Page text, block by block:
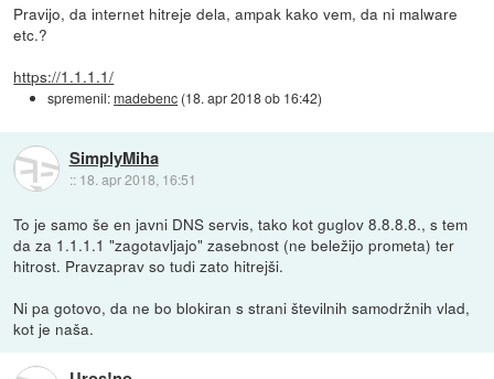
Pravijo, da internet hitreje dela, ampak kako vem, da ni malware
etc.?
https://1.1.1.1/
spremenil:madebenc (18. apr 2018 ob 16:42)
SimplyMiha
:: 18. apr 2018, 16:51
To je samo še en javni DNS servis, tako kot guglov 8.8.8.8., s tem
da za 1.1.1.1 "zagotavljajo" zasebnost (ne beležijo prometa) ter
hitrost. Pravzaprav so tudi zato hitrejši.
Ni pa gotovo, da ne bo blokiran s strani številnih samodržnih vlad,
kot je naša.